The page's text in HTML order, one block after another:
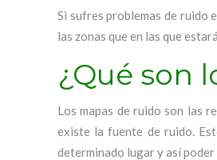
Si sufres problemas de ruido
las zonas que en las que
¿Qué son
Los mapas de ruido son las
existe la fuente de ruido.
determinado lugar y así